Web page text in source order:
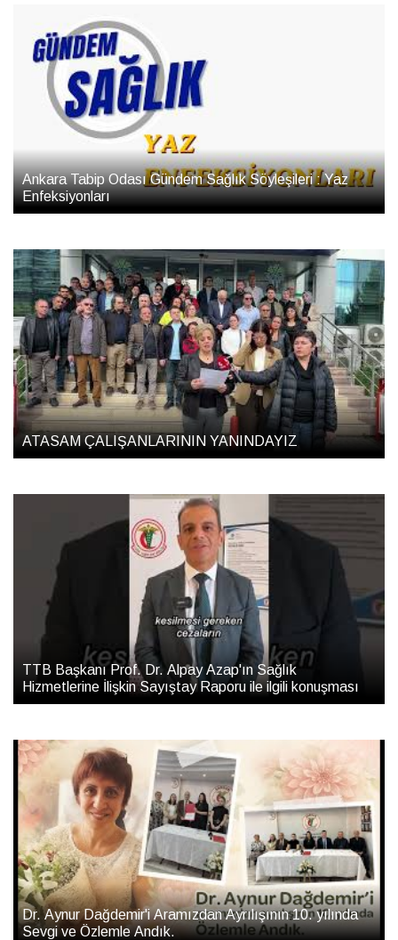
Ankara Tabip Odası Gündem Sağlık Söyleşileri : Yaz
Enfeksiyonları
ATASAM ÇALIŞANLARININ YANINDAYIZ
TTB Başkanı Prof. Dr. Alpay Azap'ın Sağlık
Hizmetlerine İlişkin Sayıştay Raporu ile ilgili konuşması
Dr. Aynur Dağdemir'i Aramızdan Ayrılışının 10. yılında
Sevgi ve Özlemle Andık.